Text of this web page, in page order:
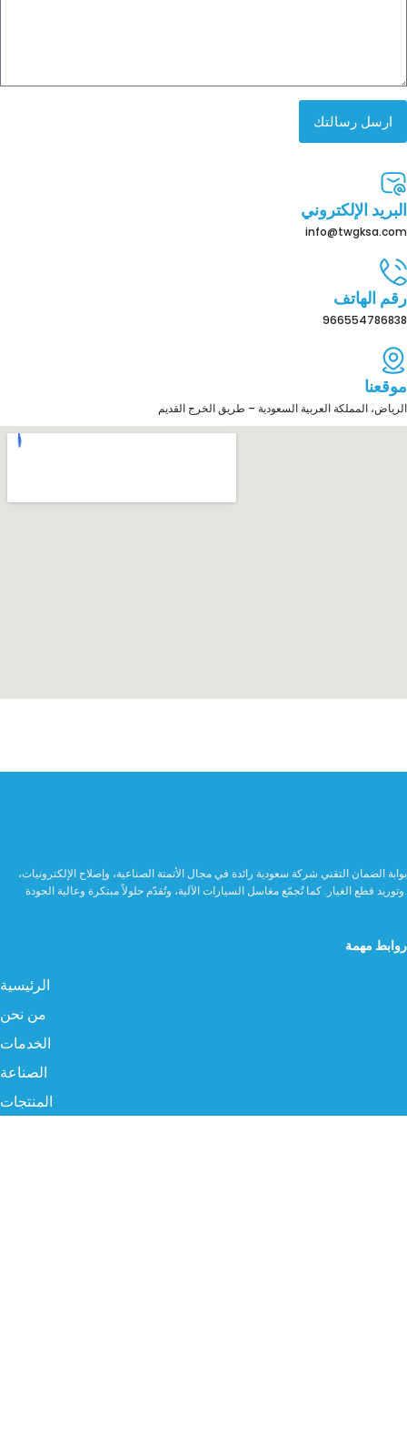
ارسل رسالتك
البريد الإلكتروني
info@twgksa.com
رقم الهاتف
966554786838
موقعنا
الرياض، المملكة العربية السعودية – طريق الخرج القديم
بوابة الضمان التقني شركة سعودية رائدة في مجال الأتمتة الصناعية، وإصلاح الإلكترونيات،
وتوريد قطع الغيار. كما تُجمّع مغاسل السيارات الآلية، وتُقدّم حلولاً مبتكرة وعالية الجودة.
روابط مهمة
الرئيسية
من نحن
الخدمات
الصناعة
المنتجات